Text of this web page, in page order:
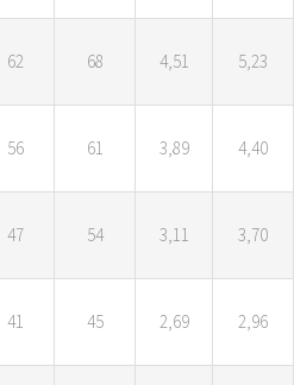
62 68 4,51 5,23
56 61 3,89 4,40
47 54 3,11 3,70
41 45 2,69 2,96